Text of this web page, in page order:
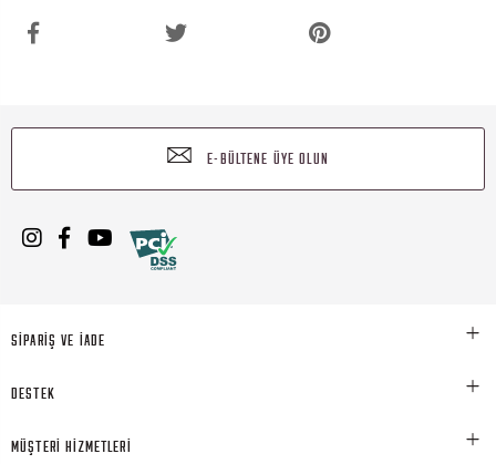
E-BÜLTENE ÜYE OLUN
SİPARİŞ VE İADE
DESTEK
MÜŞTERİ HİZMETLERİ